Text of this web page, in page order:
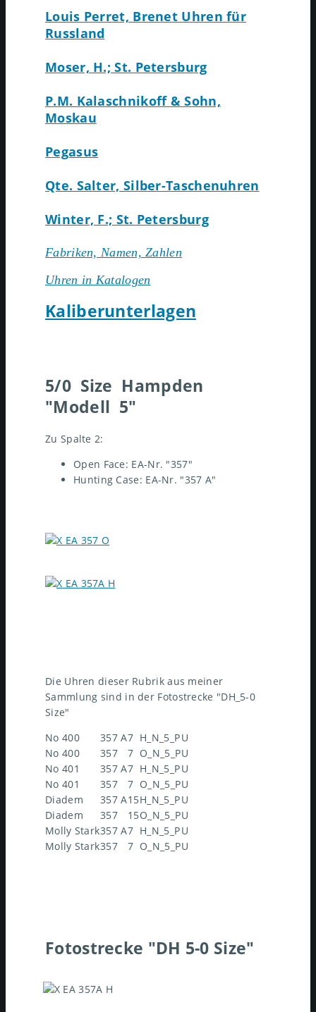
Louis Perret, Brenet Uhren für
Russland
Moser, H.; St. Petersburg
P.M. Kalaschnikoff & Sohn,
Moskau
Pegasus
Qte. Salter, Silber-Taschenuhren
Winter, F.; St. Petersburg
Fabriken, Namen, Zahlen
Uhren in Katalogen
Kaliberunterlagen
5/0 Size Hampden
"Modell 5"
Zu Spalte 2:
Open Face: EA-Nr. "357"
Hunting Case: EA-Nr. "357 A"
Die Uhren dieser Rubrik aus meiner
Sammlung sind in der Fotostrecke "DH_5-0
Size"
No 400
357 A7 H_N_5_PU
No 400
357 7 O_N_5_PU
No 401
357 A7 H_N_5_PU
No 401
357 7 O_N_5_PU
Diadem
357 A15H_N_5_PU
Diadem
357 15O_N_5_PU
Molly Stark357 A7 H_N_5_PU
Molly Stark357 7 O_N_5_PU
Fotostrecke "DH 5-0 Size"